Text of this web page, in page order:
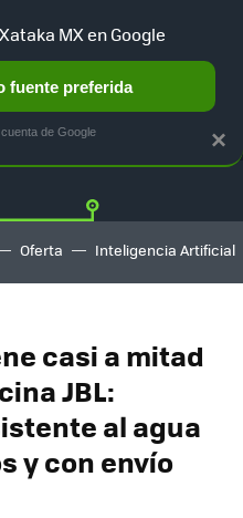
MERCADO LIBRE
Oferta Inteligencia Artificial
casi a mitad
JBL:
al agua
y con envío
×
MX en Google
fuente preferida
de Google